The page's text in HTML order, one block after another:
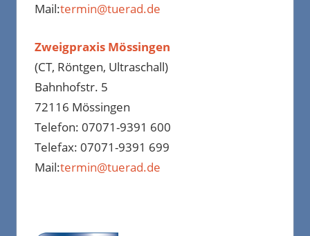
Mail:termin@tuerad.de
Zweigpraxis Mössingen
(CT, Röntgen, Ultraschall)
Bahnhofstr. 5
72116 Mössingen
Telefon: 07071-9391 600
Telefax: 07071-9391 699
Mail:termin@tuerad.de